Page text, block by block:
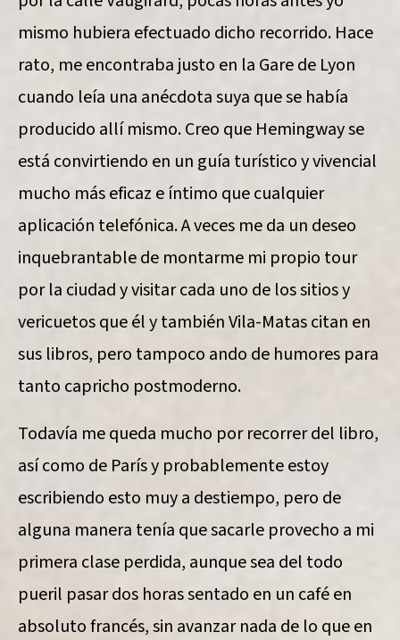
mismo hubiera efectuado dicho recorrido. Hace
rato, me encontraba justo en la Gare de Lyon
cuando leía una anécdota suya que se había
producido allí mismo. Creo que Hemingway se
está convirtiendo en un guía turístico y vivencial
mucho más eficaz e íntimo que cualquier
aplicación telefónica. A veces me da un deseo
inquebrantable de montarme mi propio tour
por la ciudad y visitar cada uno de los sitios y
vericuetos que él y también Vila-Matas citan en
sus libros, pero tampoco ando de humores para
tanto capricho postmoderno.
Todavía me queda mucho por recorrer del libro,
así como de París y probablemente estoy
escribiendo esto muy a destiempo, pero de
alguna manera tenía que sacarle provecho a mi
primera clase perdida, aunque sea del todo
pueril pasar dos horas sentado en un café en
absoluto francés, sin avanzar nada de lo que en